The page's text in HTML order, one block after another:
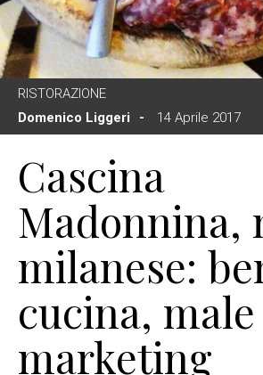
RISTORAZIONE
Domenico Liggeri
14 Aprile 2017
Cascina
Madonnina,
milanese:
cucina,
marketing